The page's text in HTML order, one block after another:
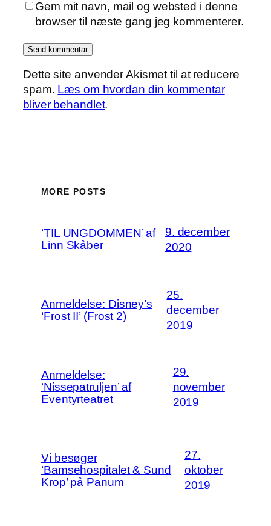
Gem mit navn, mail og websted i denne
browser til næste gang jeg kommenterer.
Dette site anvender Akismet til at reducere
spam. Læs om hvordan din kommentar
bliver behandlet.
MORE POSTS
‘TIL UNGDOMMEN’ af
Linn Skåber
9. december
2020
Anmeldelse: Disney’s
‘Frost II’ (Frost 2)
25.
december
2019
Anmeldelse:
‘Nissepatruljen’ af
Eventyrteatret
29.
november
2019
Vi besøger
‘Bamsehospitalet & Sund
Krop’ på Panum
27.
oktober
2019